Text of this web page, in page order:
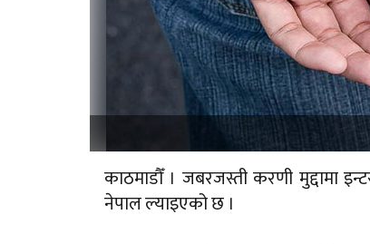
काठमाडौँ । जबरजस्ती करणी मुद्दामा
नेपाल ल्याइएको छ ।